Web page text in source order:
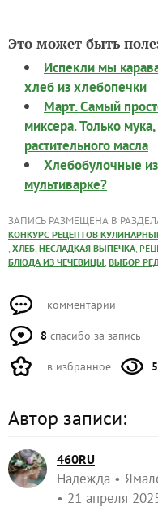
Это может быть
Испекли мы
хлеб из хлебопечки
Март. Самый
миксера. Только
растительного масла
Хлебобулочные
мультиварке?
ЗАПИСЬ РАЗМЕЩЕНА В
КОНКУРС РЕЦЕПТОВ
, ХЛЕБ, НЕСЛАДКАЯ ВЫПЕЧКА,
БЛЮДА ИЗ ЧЕЧЕВИЦЫ, ВЫБОР
комментарии
8 спасибо за запись
в избранное
Автор записи:
460RU
Надежда
21 апреля